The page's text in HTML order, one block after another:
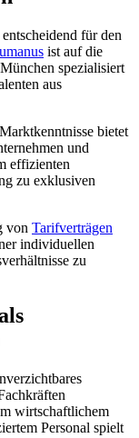
für den
ist auf die
spezialisiert
aus
bietet
und
effizienten
zu exklusiven
von Tarifverträgen
individuellen
zu
wirtschaftlichem
Personal spielt